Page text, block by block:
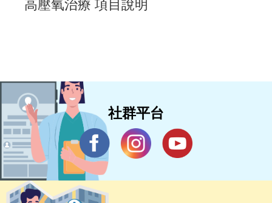
高壓氧治療 項目說明
社群平台